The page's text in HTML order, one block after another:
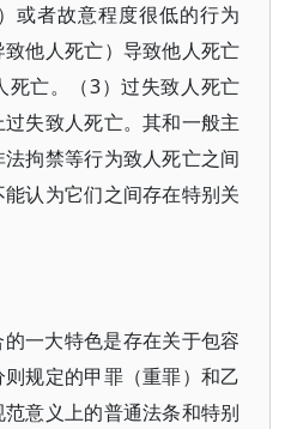
或者故意程度很低的行为
致他人死亡）导致他人死亡
死亡。（3）过失致人死亡
失致人死亡。其和一般主
拘禁等行为致人死亡之间
认为它们之间存在特别关
一大特色是存在关于包容
规定的甲罪（重罪）和乙
意义上的普通法条和特别